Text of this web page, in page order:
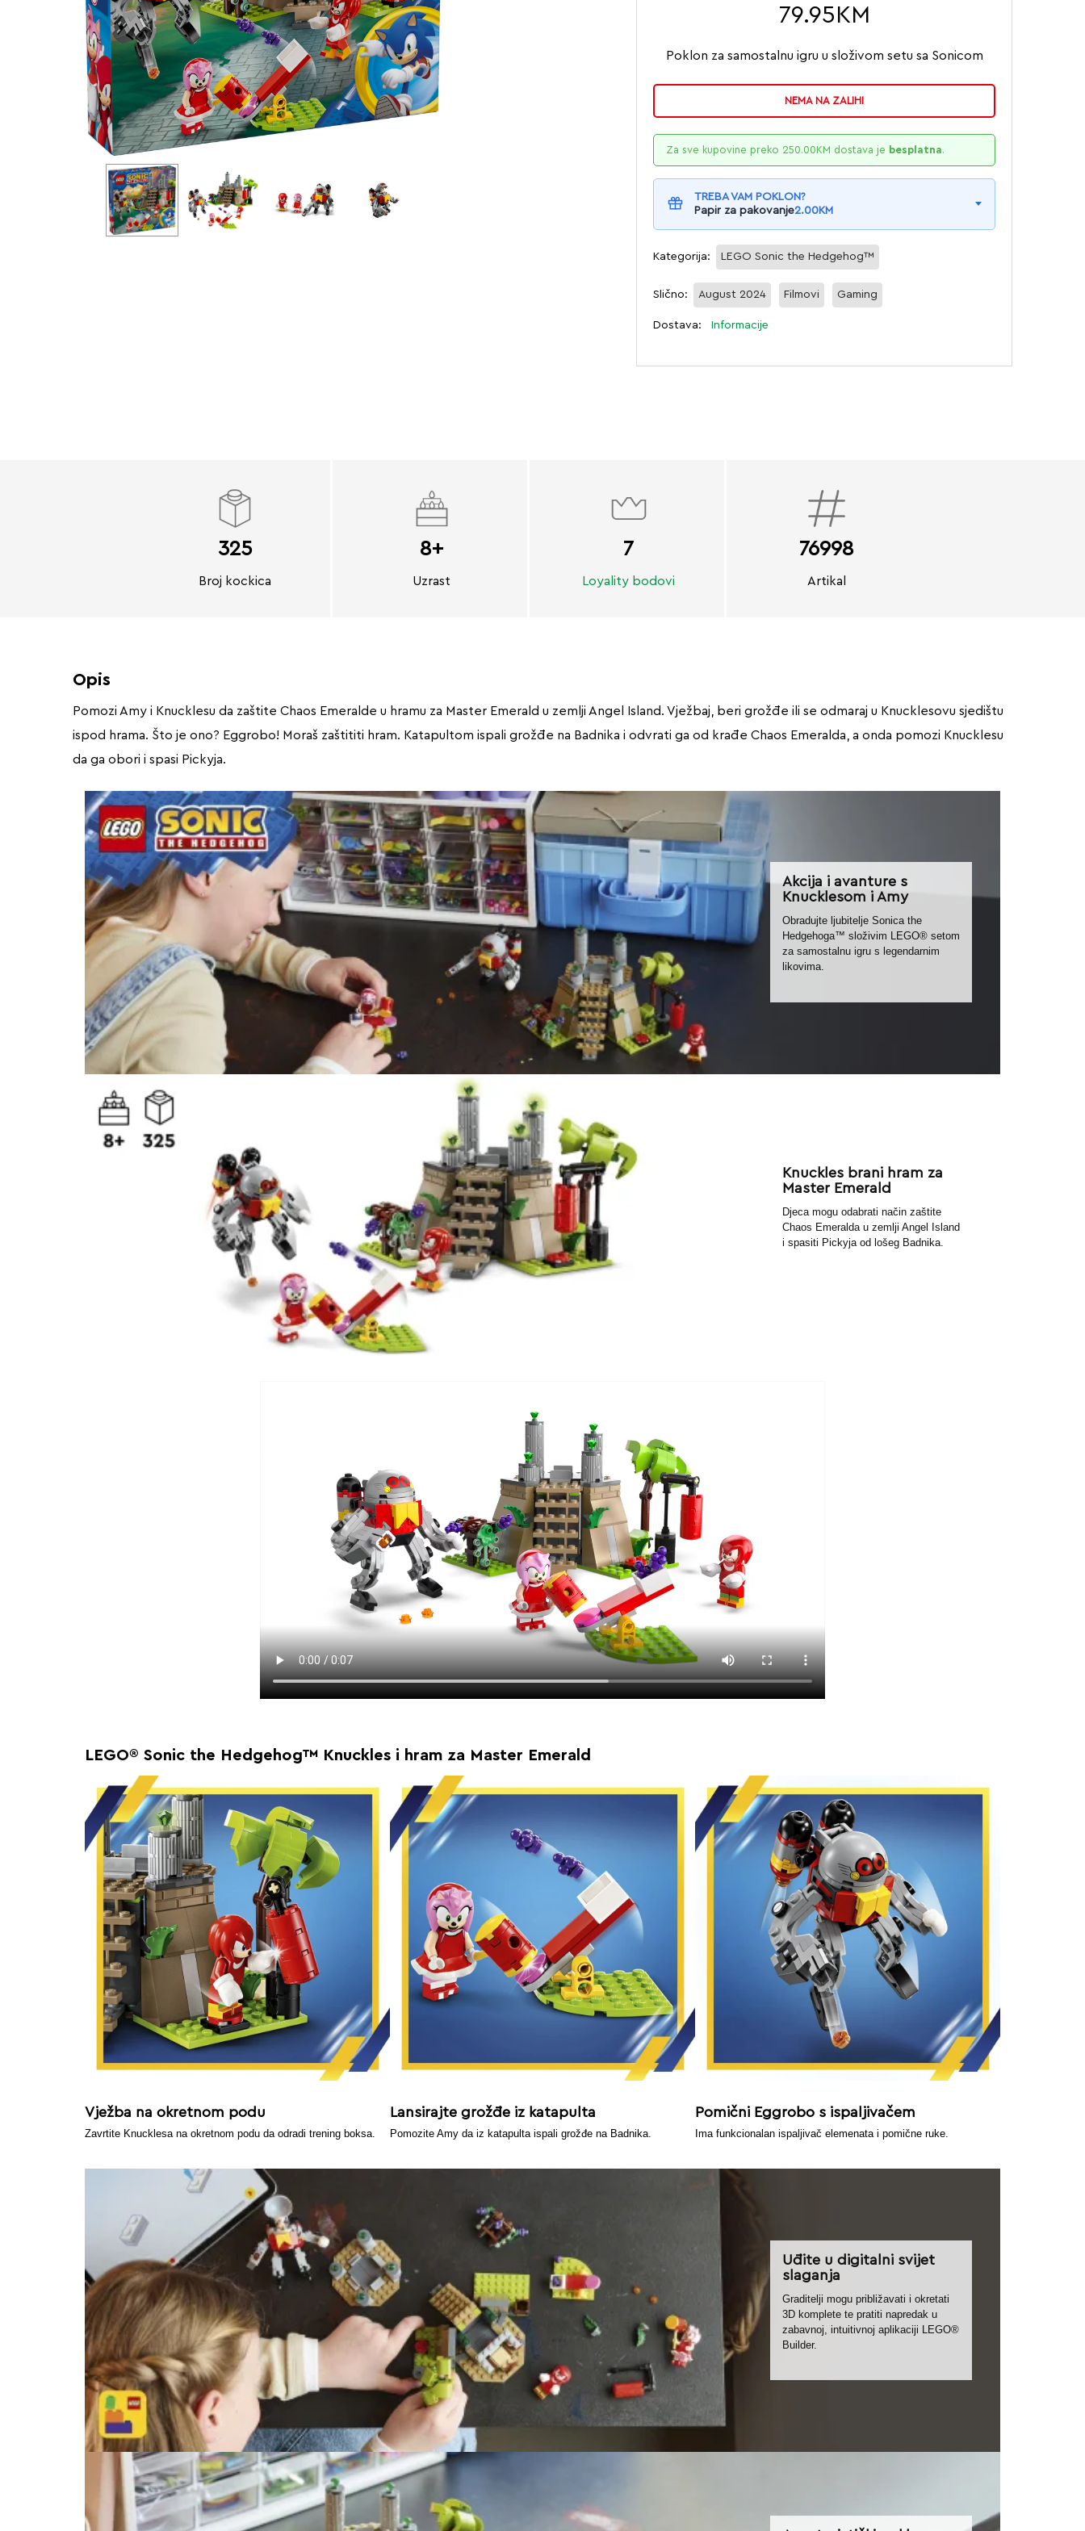
79.95 KM
Poklon za samostalnu igru u složivom setu sa Sonicom
NEMA NA ZALIHI
Za sve kupovine preko 250.00KM dostava je besplatna.
TREBA VAM POKLON?
Papir za pakovanje2.00KM
Kategorija: LEGO Sonic the Hedgehog™
Slično: August 2024 Filmovi Gaming
Dostava: Informacije
325
Broj kockica
8+
Uzrast
7
Loyality bodovi
76998
Artikal
Opis
Pomozi Amy i Knucklesu da zaštite Chaos Emeralde u hramu za Master Emerald u zemlji Angel Island. Vježbaj, beri grožđe ili se odmaraj u Knucklesovu sjedištu
ispod hrama. Što je ono? Eggrobo! Moraš zaštititi hram. Katapultom ispali grožđe na Badnika i odvrati ga od krađe Chaos Emeralda, a onda pomozi Knucklesu
da ga obori i spasi Pickyja.
Akcija i avanture s
Knucklesom i Amy
Obradujte ljubitelje Sonica the
Hedgehoga™ složivim LEGO® setom
za samostalnu igru s legendarnim
likovima.
Knuckles brani hram za
Master Emerald
Djeca mogu odabrati način zaštite
Chaos Emeralda u zemlji Angel Island
i spasiti Pickyja od lošeg Badnika.
LEGO® Sonic the Hedgehog™ Knuckles i hram za Master Emerald
Vježba na okretnom podu
Zavrtite Knucklesa na okretnom podu da odradi trening boksa.
Lansirajte grožđe iz katapulta
Pomozite Amy da iz katapulta ispali grožđe na Badnika.
Pomični Eggrobo s ispaljivačem
Ima funkcionalan ispaljivač elemenata i pomične ruke.
Uđite u digitalni svijet
slaganja
Graditelji mogu približavati i okretati
3D komplete te pratiti napredak u
zabavnoj, intuitivnoj aplikaciji LEGO®
Builder.